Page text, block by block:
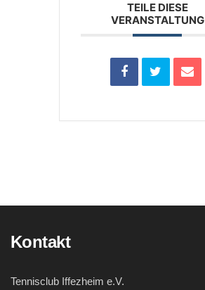
TEILE DIESE
VERANSTALTUNG
Kontakt
Tennisclub Iffezheim e.V.